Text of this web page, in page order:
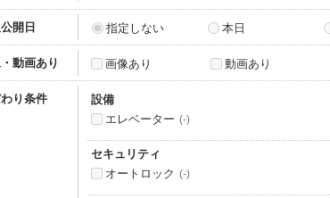
開日 指定しない 本日
動画あり 画像あり 動画あり
り条件
設備
エレベーター (-)
セキュリティ
オートロック (-)